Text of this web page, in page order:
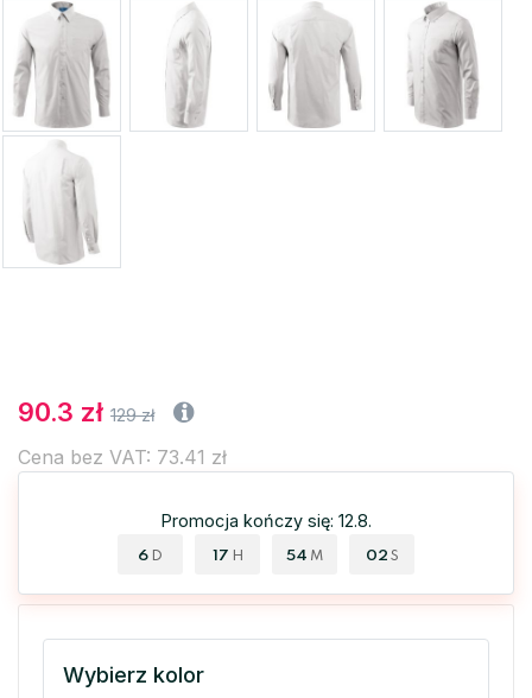
90.3 zł 129 zł
Cena bez VAT: 73.41 zł
Promocja kończy się: 12.8.
6 D 17 H 54 M 01 S
Wybierz kolor